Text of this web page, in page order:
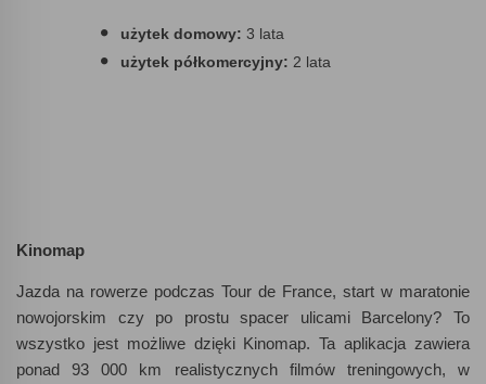
użytek domowy: 3 lata
użytek półkomercyjny: 2 lata
Kinomap
Jazda na rowerze podczas Tour de France, start w maratonie
nowojorskim czy po prostu spacer ulicami Barcelony? To
wszystko jest możliwe dzięki Kinomap. Ta aplikacja zawiera
ponad 93 000 km realistycznych filmów treningowych, w